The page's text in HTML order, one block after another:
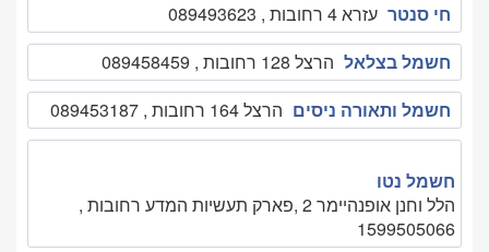
חי סנטר עזרא 4 רחובות , 089493623
חשמל בצלאל הרצל 128 רחובות , 089458459
חשמל ותאורה ניסים הרצל 164 רחובות , 089453187
חשמל נטו
הלל וחנן אופנהיימר 2 ,פארק תעשיות המדע רחובות ,
1599505066